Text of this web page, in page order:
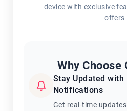
device with exclusive
offers
Why Choose
Stay Updated with
Notifications
Get real-time